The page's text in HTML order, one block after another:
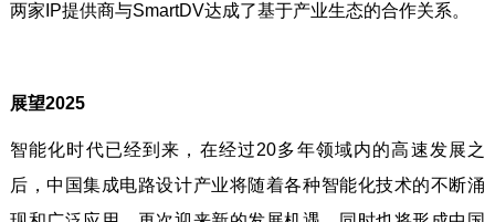
两家IP提供商与SmartDV达成了基于产业生态的合作关系。
展望2025
智能化时代已经到来，在经过20多年领域内的高速发展之
后，中国集成电路设计产业将随着各种智能化技术的不断涌